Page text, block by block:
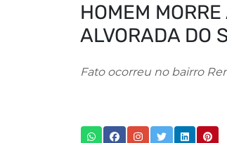
HOMEM
ALVORADA DO
Fato ocorreu no bairro